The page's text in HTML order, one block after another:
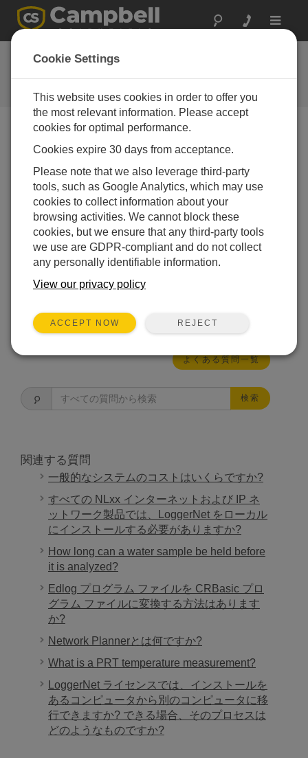
Toggle
よくある質問
当社の製品とソリューションに関
するよくある質問
LoggerNet プロダクト キーを紛失した場
合、この情報を取得する方法はありますか?
お客様がこの情報を取得する方法はありません。
ソフトウェアのバージョンとシリアル番号が
Campbell Scientific にわかっている場合は、CD キ
ーを特定できる場合があります。ただし、
Campbell Scientific では CD メディアの所有者を
ソフトウェアの所有者と見なしているため、イン
であることに注意してください。
この回答は役に立ちましたか？
よくある質問一覧
検索
関連する質問
一般的なシステムのコストはいくらですか?
すべての NLxx インターネットおよび IP ネ
ットワーク製品では、LoggerNet をローカル
にインストールする必要がありますか?
How long can a water sample be held before
it is analyzed?
Edlog プログラム ファイルを CRBasic プロ
グラム ファイルに変換する方法はあります
か?
Network Plannerとは何ですか?
What is a PRT temperature measurement?
LoggerNet ライセンスでは、インストールを
あるコンピュータから別のコンピュータに移
行できますか? できる場合、そのプロセスは
どのようなものですか?
Cookie Settings
This website uses cookies in order to offer you
the most relevant information. Please accept
cookies for optimal performance.
Cookies expire 30 days from acceptance.
Please note that we also leverage third-party
tools, such as Google Analytics, which may use
cookies to collect information about your
browsing activities. We cannot block these
cookies, but we ensure that any third-party tools
we use are GDPR-compliant and do not collect
any personally identifiable information.
View our privacy policy
ACCEPT NOW REJECT